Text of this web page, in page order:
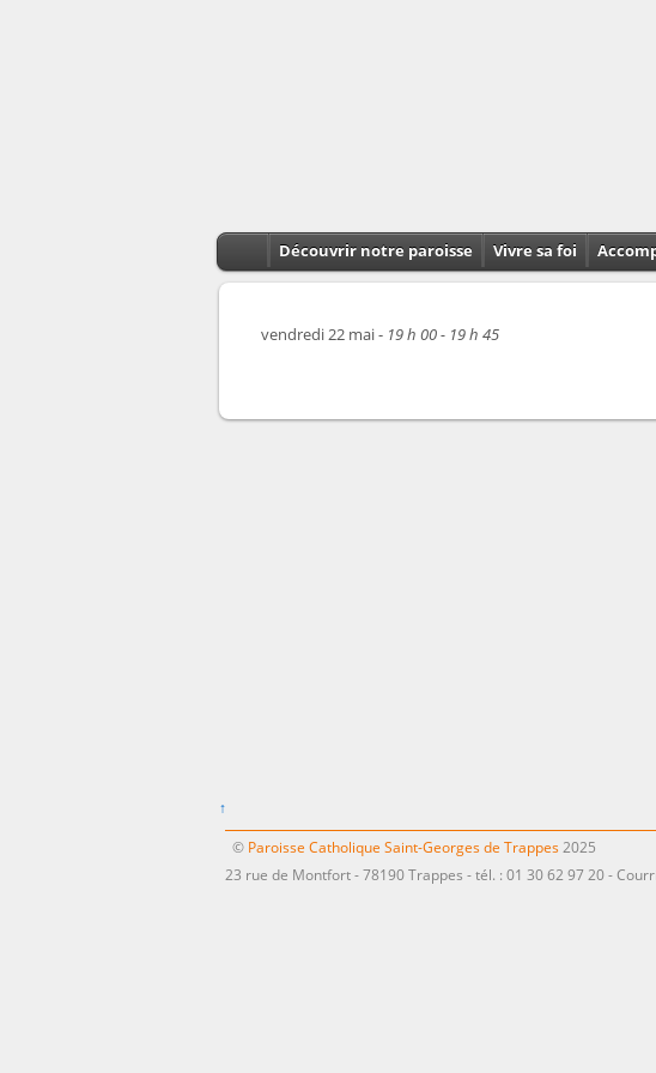
Découvrir notre paroisse Vivre sa foi
vendredi 22 mai - 19 h 00 - 19 h 45
↑
© Paroisse Catholique Saint-Georges de Trappes 2025
23 rue de Montfort - 78190 Trappes - tél. : 01 30 62 97 20 -